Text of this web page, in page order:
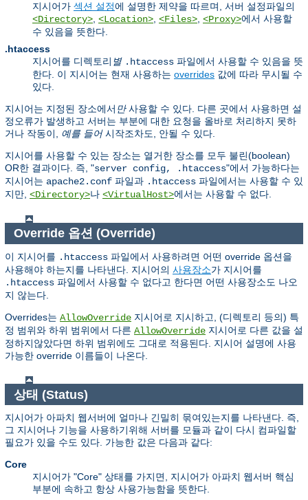
지시어가 섹션 설정에 설명한 제약을 따르며, 서버 설정파일의
<Directory> <Location> <Files> <Proxy>에서 사용할
수 있음을 뜻한다.
.htaccess
지시어를 디렉토리 별 .htaccess 파일에서 사용할 수 있음을 뜻
한다. 이 지시어는 현재 사용하는 overrides 값에 따라 무시될 수
있다.
지시어는 지정된 장소에서 만사용할 수 있다. 다른 곳에서 사용하면 설
정오류가 발생하고 서버는 부분에 대한 요청을 올바로 처리하지 못하
거나 작동이, 예를 들어시작조차도, 안될 수 있다.
지시어를 사용할 수 있는 장소는 열거한 장소를 모두 불린(boolean)
OR한 결과이다. 즉, "server config, .htaccess"에서 가능하다는
지시어는 apache2.conf 파일과 .htaccess 파일에서는 사용할 수 있
지만, <Directory>나 <VirtualHost>에서는 사용할 수 없다.
Override 옵션 (Override)
이 지시어를 .htaccess 파일에서 사용하려면 어떤 override 옵션을
사용해야 하는지를 나타낸다. 지시어의 사용장소가 지시어를
.htaccess 파일에서 사용할 수 없다고 한다면 어떤 사용장소도 나오
지 않는다.
Overrides는 AllowOverride 지시어로 지시하고, (디렉토리 등의) 특
정 범위와 하위 범위에서 다른 AllowOverride 지시어로 다른 값을 설
정하지않았다면 하위 범위에도 그대로 적용된다. 지시어 설명에 사용
가능한 override 이름들이 나온다.
상태 (Status)
지시어가 아파치 웹서버에 얼마나 긴밀히 묶여있는지를 나타낸다. 즉,
그 지시어나 기능을 사용하기위해 서버를 모듈과 같이 다시 컴파일할
필요가 있을 수도 있다. 가능한 값은 다음과 같다:
Core
지시어가 "Core" 상태를 가지면, 지시어가 아파치 웹서버 핵심
부분에 속하고 항상 사용가능함을 뜻한다.